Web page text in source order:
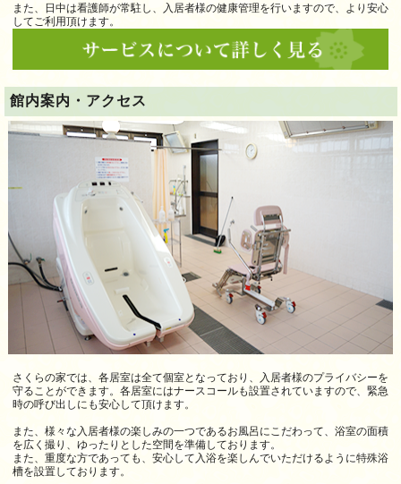
また、日中は看護師が常駐し、入居者様の健康管理を行いますので、より安心
してご利用頂けます。
館内案内・アクセス
さくらの家では、各居室は全て個室となっており、入居者様のプライバシーを
守ることができます。各居室にはナースコールも設置されていますので、緊急
時の呼び出しにも安心して頂けます。
また、様々な入居者様の楽しみの一つであるお風呂にこだわって、浴室の面積
を広く撮り、ゆったりとした空間を準備しております。
また、重度な方であっても、安心して入浴を楽しんでいただけるように特殊浴
槽を設置しております。